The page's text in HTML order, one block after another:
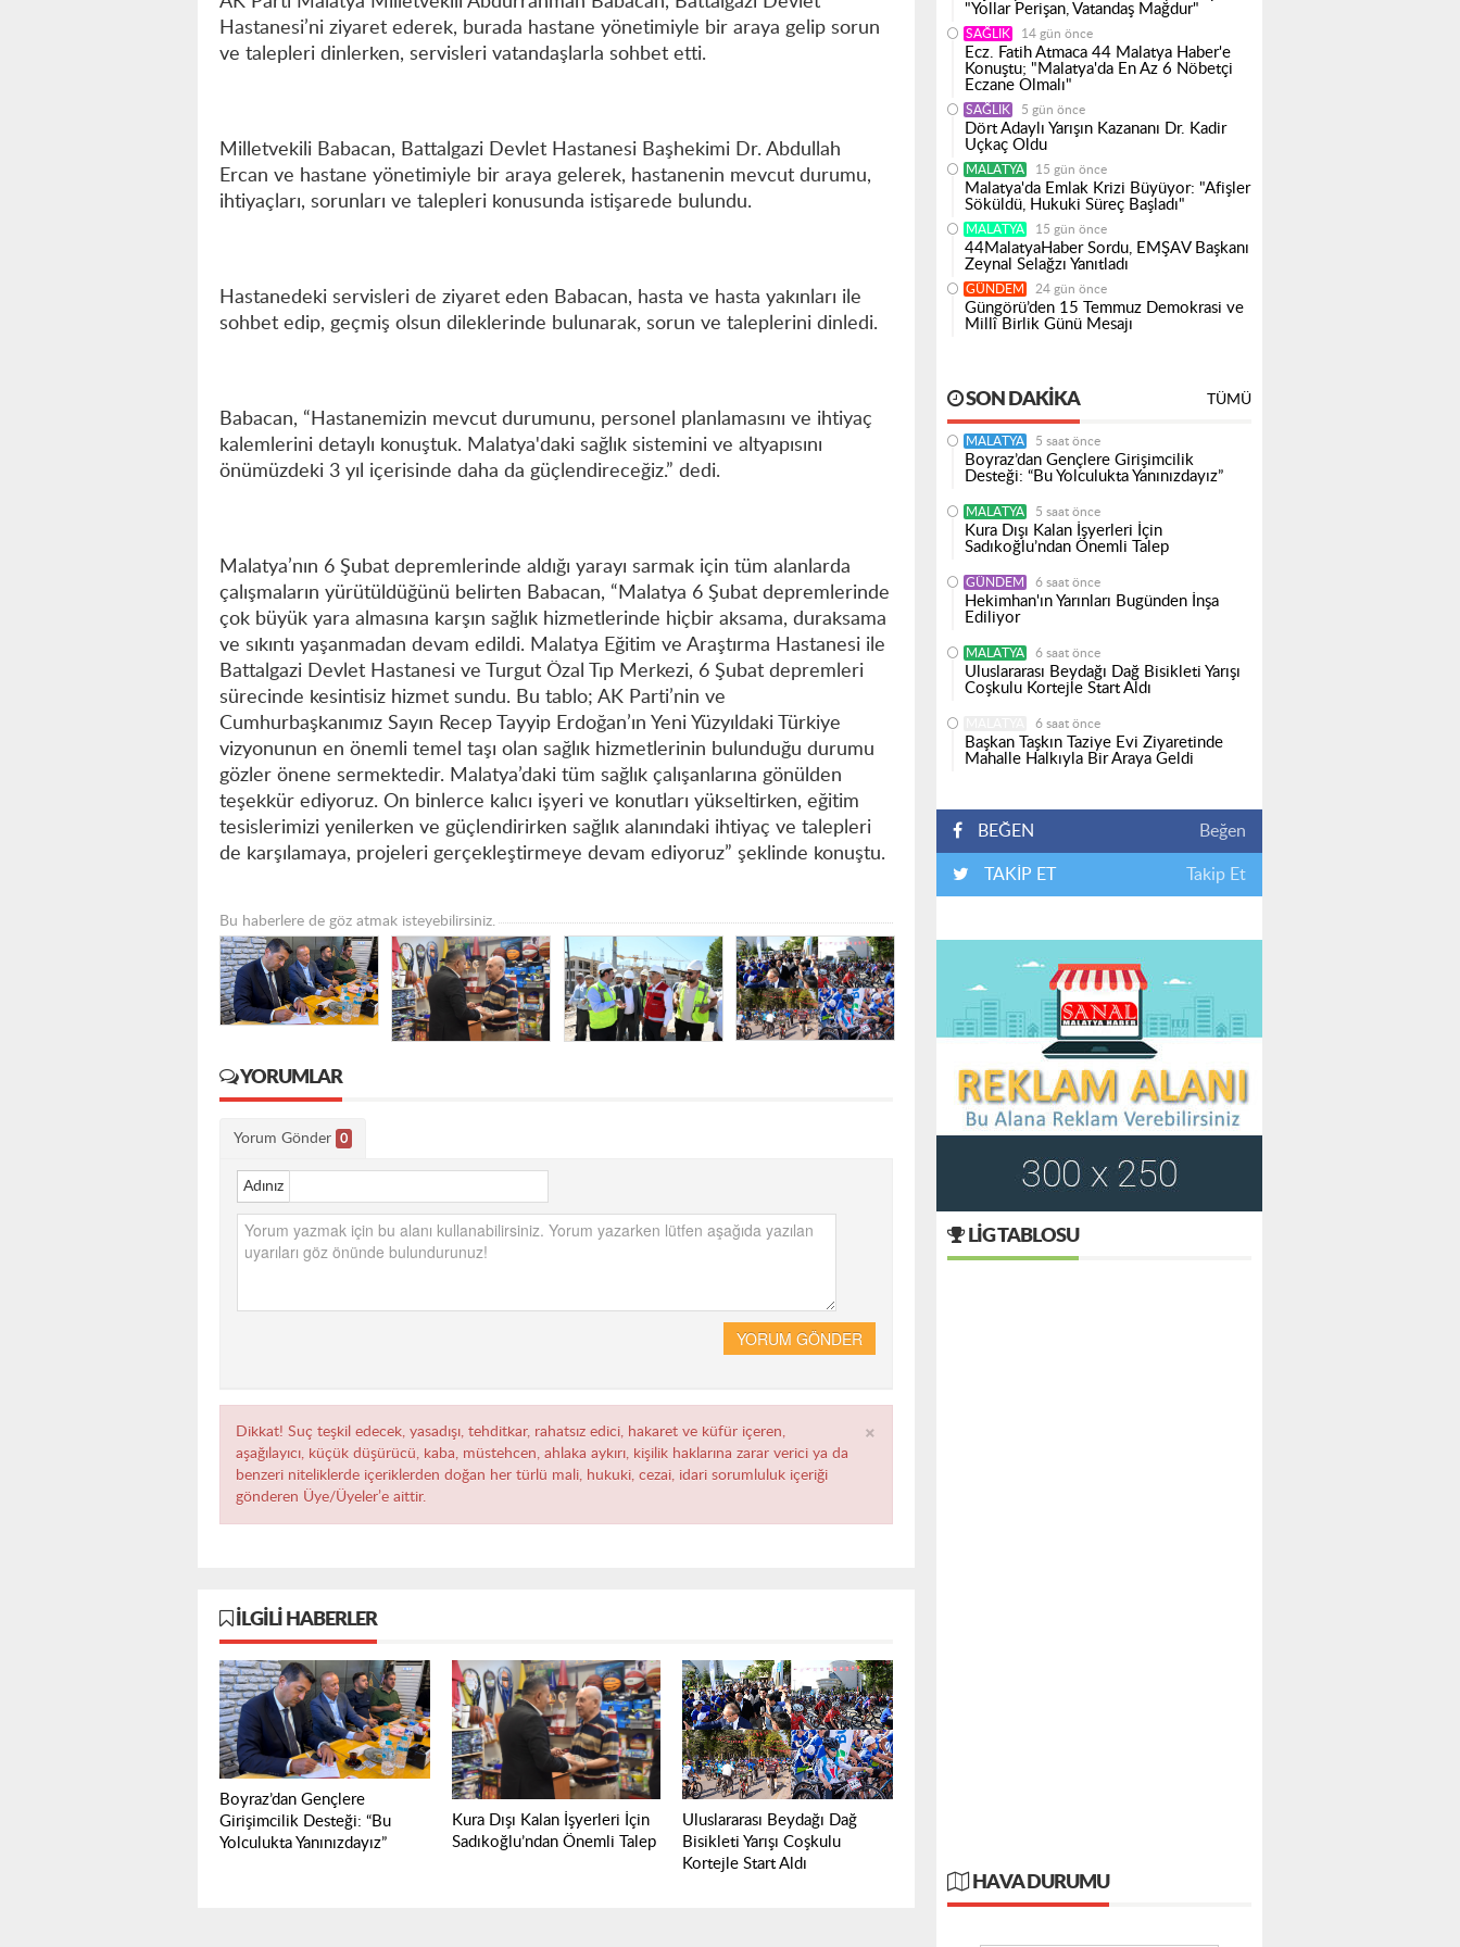
Hastanesi’ni ziyaret ederek, burada hastane yönetimiyle bir araya gelip sorun
ve talepleri dinlerken, servisleri vatandaşlarla sohbet etti.
Milletvekili Babacan, Battalgazi Devlet Hastanesi Başhekimi Dr. Abdullah
Ercan ve hastane yönetimiyle bir araya gelerek, hastanenin mevcut durumu,
ihtiyaçları, sorunları ve talepleri konusunda istişarede bulundu.
Hastanedeki servisleri de ziyaret eden Babacan, hasta ve hasta yakınları ile
sohbet edip, geçmiş olsun dileklerinde bulunarak, sorun ve taleplerini dinledi.
Babacan, “Hastanemizin mevcut durumunu, personel planlamasını ve ihtiyaç
kalemlerini detaylı konuştuk. Malatya'daki sağlık sistemini ve altyapısını
önümüzdeki 3 yıl içerisinde daha da güçlendireceğiz.” dedi.
Malatya’nın 6 Şubat depremlerinde aldığı yarayı sarmak için tüm alanlarda
çalışmaların yürütüldüğünü belirten Babacan, “Malatya 6 Şubat depremlerinde
çok büyük yara almasına karşın sağlık hizmetlerinde hiçbir aksama, duraksama
ve sıkıntı yaşanmadan devam edildi. Malatya Eğitim ve Araştırma Hastanesi ile
Battalgazi Devlet Hastanesi ve Turgut Özal Tıp Merkezi, 6 Şubat depremleri
sürecinde kesintisiz hizmet sundu. Bu tablo; AK Parti’nin ve
Cumhurbaşkanımız Sayın Recep Tayyip Erdoğan’ın Yeni Yüzyıldaki Türkiye
vizyonunun en önemli temel taşı olan sağlık hizmetlerinin bulunduğu durumu
gözler önene sermektedir. Malatya’daki tüm sağlık çalışanlarına gönülden
teşekkür ediyoruz. On binlerce kalıcı işyeri ve konutları yükseltirken, eğitim
tesislerimizi yenilerken ve güçlendirirken sağlık alanındaki ihtiyaç ve talepleri
de karşılamaya, projeleri gerçekleştirmeye devam ediyoruz” şeklinde konuştu.
Bu haberlere de göz atmak isteyebilirsiniz.
YORUMLAR
Yorum Gönder 0
Adınız
YORUM GÖNDER
×
Dikkat! Suç teşkil edecek, yasadışı, tehditkar, rahatsız edici, hakaret ve küfür içeren,
aşağılayıcı, küçük düşürücü, kaba, müstehcen, ahlaka aykırı, kişilik haklarına zarar verici ya da
benzeri niteliklerde içeriklerden doğan her türlü mali, hukuki, cezai, idari sorumluluk içeriği
gönderen Üye/Üyeler’e aittir.
İLGILI HABERLER
Boyraz’dan Gençlere
Girişimcilik Desteği: “Bu
Yolculukta Yanınızdayız”
Kura Dışı Kalan İşyerleri İçin
Sadıkoğlu’ndan Önemli Talep
Uluslararası Beydağı Dağ
Bisikleti Yarışı Coşkulu
Kortejle Start Aldı
"Yollar Perişan, Vatandaş Mağdur"
SAĞLIK 14 gün önce
Ecz. Fatih Atmaca 44 Malatya Haber'e
Konuştu; "Malatya'da En Az 6 Nöbetçi
Eczane Olmalı"
SAĞLIK 5 gün önce
Dört Adaylı Yarışın Kazananı Dr. Kadir
Uçkaç Oldu
MALATYA 15 gün önce
Malatya'da Emlak Krizi Büyüyor: "Afişler
Söküldü, Hukuki Süreç Başladı"
MALATYA 15 gün önce
44MalatyaHaber Sordu, EMŞAV Başkanı
Zeynal Selağzı Yanıtladı
GÜNDEM 24 gün önce
Güngörü’den 15 Temmuz Demokrasi ve
Millî Birlik Günü Mesajı
SON DAKIKA TÜMÜ
MALATYA 5 saat önce
Boyraz’dan Gençlere Girişimcilik
Desteği: “Bu Yolculukta Yanınızdayız”
MALATYA 5 saat önce
Kura Dışı Kalan İşyerleri İçin
Sadıkoğlu’ndan Önemli Talep
GÜNDEM 6 saat önce
Hekimhan'ın Yarınları Bugünden İnşa
Ediliyor
MALATYA 6 saat önce
Uluslararası Beydağı Dağ Bisikleti Yarışı
Coşkulu Kortejle Start Aldı
6 saat önce
Başkan Taşkın Taziye Evi Ziyaretinde
Mahalle Halkıyla Bir Araya Geldi
BEĞEN Beğen
TAKİP ET Takip Et
LIG TABLOSU
HAVA DURUMU